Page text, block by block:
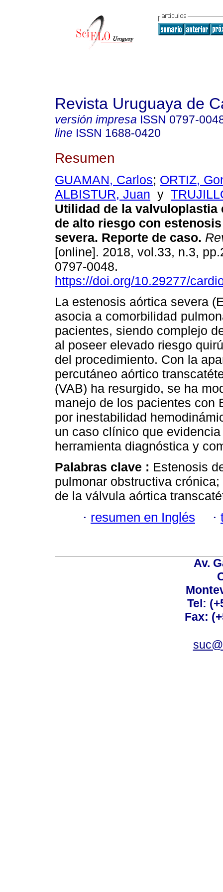
Revista Uruguaya de
versión impresa ISSN 0797-
line ISSN 1688-0420
Resumen
GUAMAN, Carlos; ORTIZ,
ALBISTUR, Juan y
Utilidad de la valvuloplastia
de alto riesgo con
severa. Reporte de caso.
[online]. 2018, vol.33, n.3,
0797-0048.
https://doi.org/10.29277/
La estenosis aórtica severa
asocia a comorbilidad
pacientes, siendo complejo
al poseer elevado riesgo
del procedimiento. Con la
percutáneo aórtico
(VAB) ha resurgido, se ha
manejo de los pacientes con
por inestabilidad
un caso clínico que
herramienta diagnóstica y
Palabras clave : Estenosis
pulmonar obstructiva
de la válvula aórtica
· resumen en Inglés ·
Av.
Tel:
Fax: